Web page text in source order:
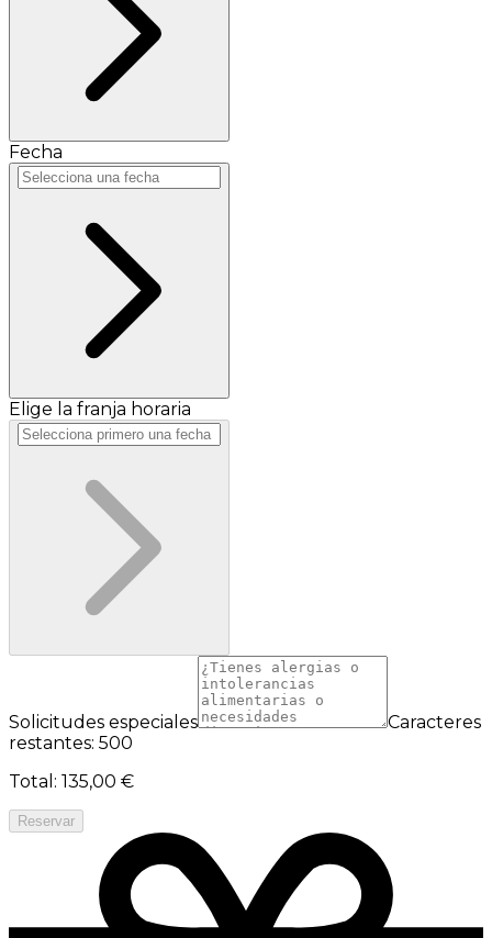
Fecha
Elige la franja horaria
Solicitudes especiales
Caracteres
restantes: 500
Total : 135,00 €
Reservar